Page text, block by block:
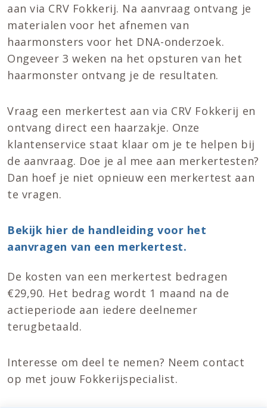
aan via CRV Fokkerij. Na aanvraag ontvang je
materialen voor het afnemen van
haarmonsters voor het DNA-onderzoek.
Ongeveer 3 weken na het opsturen van het
haarmonster ontvang je de resultaten.
Vraag een merkertest aan via CRV Fokkerij en
ontvang direct een haarzakje. Onze
klantenservice staat klaar om je te helpen bij
de aanvraag. Doe je al mee aan merkertesten?
Dan hoef je niet opnieuw een merkertest aan
te vragen.
Bekijk hier de handleiding voor het
aanvragen van een merkertest.
De kosten van een merkertest bedragen
€29,90. Het bedrag wordt 1 maand na de
actieperiode aan iedere deelnemer
terugbetaald.
Interesse om deel te nemen? Neem contact
op met jouw Fokkerijspecialist.